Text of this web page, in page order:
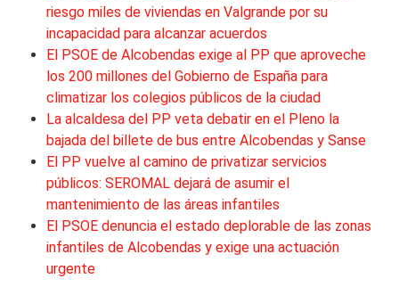
riesgo miles de viviendas en Valgrande por su
incapacidad para alcanzar acuerdos
El PSOE de Alcobendas exige al PP que aproveche
los 200 millones del Gobierno de España para
climatizar los colegios públicos de la ciudad
La alcaldesa del PP veta debatir en el Pleno la
bajada del billete de bus entre Alcobendas y Sanse
El PP vuelve al camino de privatizar servicios
públicos: SEROMAL dejará de asumir el
mantenimiento de las áreas infantiles
El PSOE denuncia el estado deplorable de las zonas
infantiles de Alcobendas y exige una actuación
urgente